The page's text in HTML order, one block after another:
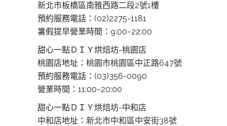
新北市板橋區南雅西路二段2號1樓
預約服務電話：(02)2275-1181
暑假提早營業時間：9:00~22:00
甜心一點ＤＩＹ烘焙坊-桃園店
桃園店地址： 桃園市桃園區中正路647號
預約服務電話：(03)356-0090
營業時間：11:00~20:00
甜心一點ＤＩＹ烘焙坊-中和店
中和店地址： 新北市中和區中安街38號